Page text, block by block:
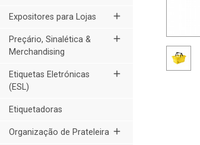
Expositores para Lojas add
Preçário, Sinalética &
Merchandising
add
Etiquetas Eletrónicas
(ESL)
add
Etiquetadoras
Organização de Prateleira add